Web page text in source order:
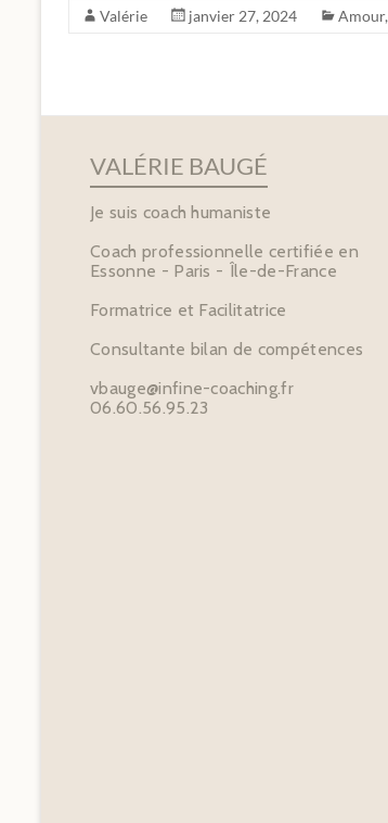
Valérie janvier 27, 2024 Amour,
VALÉRIE BAUGÉ
Je suis coach humaniste
Coach professionnelle certifiée en
Essonne - Paris - Île-de-France
Formatrice et Facilitatrice
Consultante bilan de compétences
vbauge@infine-coaching.fr
06.60.56.95.23